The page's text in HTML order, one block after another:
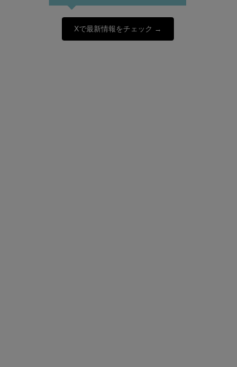
Xで最新情報をチェック →